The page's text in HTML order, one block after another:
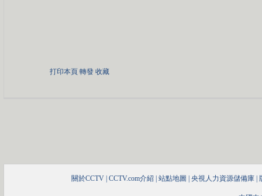
打印本頁 轉發 收藏
關於CCTV CCTV.com介紹 站點地圖 央視人力資源儲備庫